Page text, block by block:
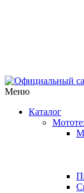
Меню
Каталог